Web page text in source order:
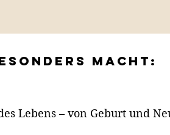
Macht:
Lebens – von Geburt und